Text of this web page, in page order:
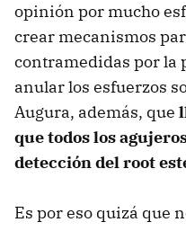
opinión por mucho
crear mecanismos
contramedidas por la
anular los esfuerzos
Augura, además, que
que todos los
detección del root
Es por eso quizá que